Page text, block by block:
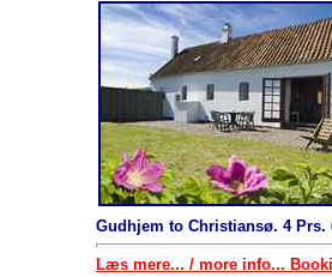
Gudhjem to Christiansø. 4 Prs.
Læs mere... / more info...